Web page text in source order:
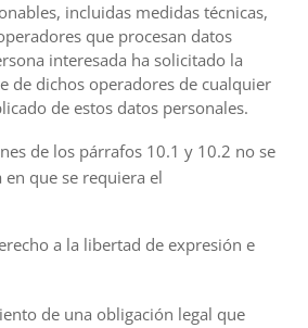
incluidas medidas técnicas,
que procesan datos
interesada ha solicitado la
de dichos operadores de cualquier
de estos datos personales.
de los párrafos 10.1 y 10.2 no se
que se requiera el
a la libertad de expresión e
de una obligación legal que